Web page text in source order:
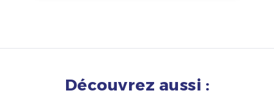
Découvrez aussi :